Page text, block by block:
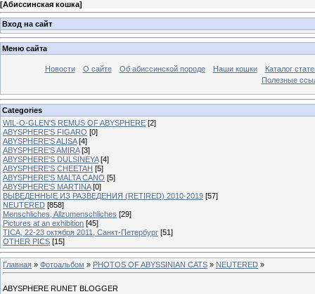
[Абиссинская кошка]
Вход на сайт
Меню сайта
Новости О сайте Об абиссинской породе Наши кошки
Каталог
Полезные
Categories
WIL-O-GLEN'S REMUS OF ABYSPHERE [2]
ABYSPHERE'S FIGARO [0]
ABYSPHERE'S ALISA [4]
ABYSPHERE'S AMIRA [3]
ABYSPHERE'S DULSINEYA [4]
ABYSPHERE'S CHEETAH [5]
ABYSPHERE'S MALTA CANO [5]
ABYSPHERE'S MARTINA [0]
ВЫВЕДЕННЫЕ ИЗ РАЗВЕДЕНИЯ (RETIRED) 2010-2019 [57]
NEUTERED [858]
Menschliches, Allzumenschliches [29]
Pictures at an exhibition [45]
TICA, 22-23 октября 2011, Санкт-Петербург [51]
OTHER PICS [15]
Главная » Фотоальбом » PHOTOS OF ABYSSINIAN CATS » NEUTERED »
ABYSPHERE RUNET BLOGGER